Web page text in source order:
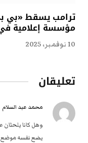
ترامب يسقط «بي
مؤسسة إعلامية
10 نوفمبر، 2025
تعليقان
محمد عبد السلام
وهل كانا
يضع نفسه موضع